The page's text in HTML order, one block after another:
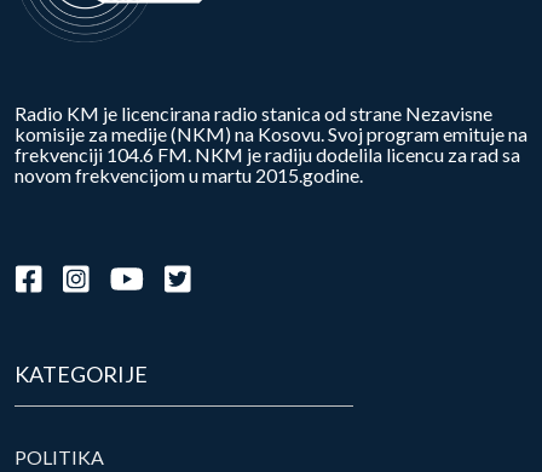
Radio KM je licencirana radio stanica od strane Nezavisne
komisije za medije (NKM) na Kosovu. Svoj program emituje na
frekvenciji 104.6 FM. NKM je radiju dodelila licencu za rad sa
novom frekvencijom u martu 2015.godine.
KATEGORIJE
POLITIKA